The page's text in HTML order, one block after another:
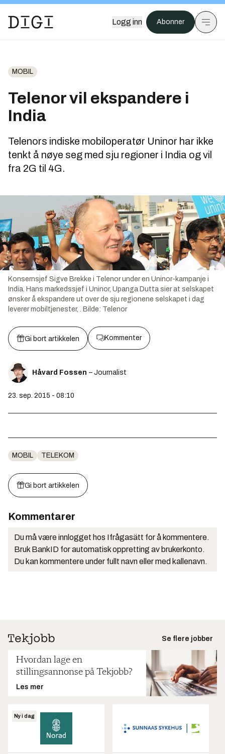
Logg inn Abonner
MOBIL
Telenor vil ekspandere i
India
Telenors indiske mobiloperatør Uninor har ikke
tenkt å nøye seg med sju regioner i India og vil
fra 2G til 4G.
Konsernsjef Sigve Brekke i Telenor under en Uninor-kampanje i
India. Hans markedssjef i Uninor, Upanga Dutta sier at selskapet
ønsker å ekspandere ut over de sju regionene selskapet i dag
leverer mobiltjenester, . Bilde: Telenor
Gi bort artikkelen Kommenter
Håvard Fossen – Journalist
23. sep. 2015 - 08:10
MOBIL TELEKOM
Gi bort artikkelen
Kommentarer
Du må være innlogget hos Ifrågasätt for å kommentere.
Bruk BankID for automatisk oppretting av brukerkonto.
Du kan kommentere under fullt navn eller med kallenavn.
Se flere jobber
Hvordan lage en
stillingsannonse på Tekjobb?
Les mer
Ny i dag